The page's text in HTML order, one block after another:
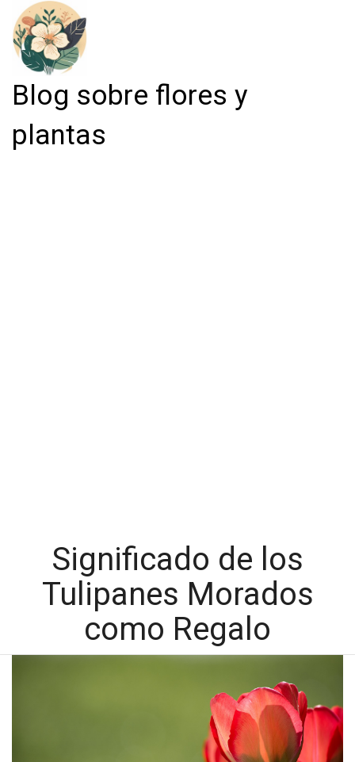
Blog sobre flores y
plantas
Significado de los
Tulipanes Morados
como Regalo